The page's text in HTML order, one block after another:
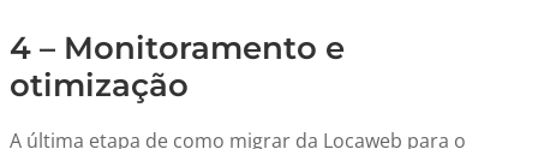
4 – Monitoramento e
otimização
A última etapa de como migrar da Locaweb para o